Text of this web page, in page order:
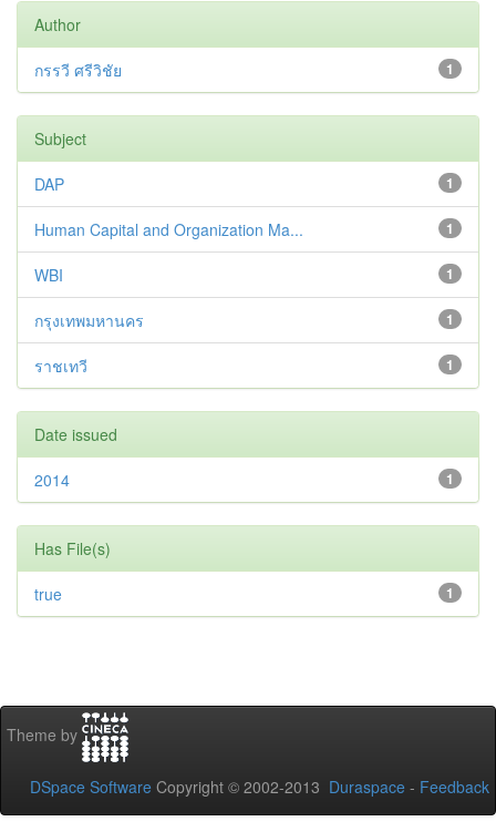
Author
1
กรรวี ศรีวิชัย
Subject
1
DAP
1
Human Capital and Organization Ma...
1
WBI
1
กรุงเทพมหานคร
1
ราชเทวี
Date issued
1
2014
Has File(s)
1
true
Theme by
DSpace Software Copyright © 2002-2013 Duraspace - Feedback